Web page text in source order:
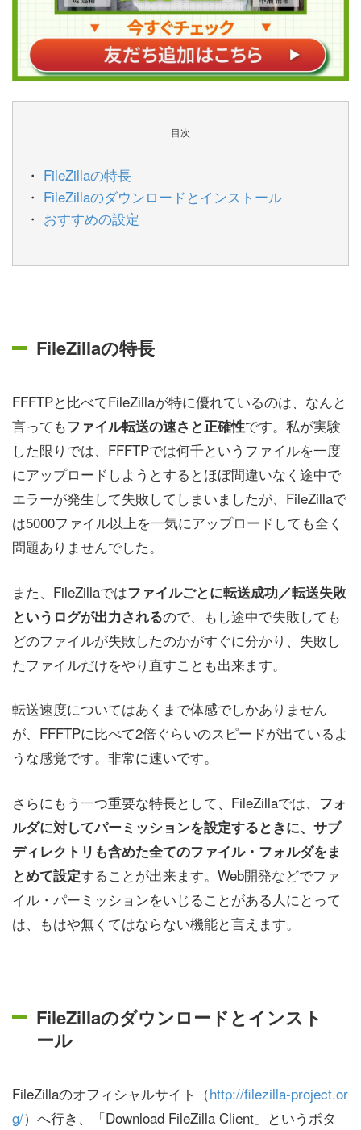
目次
FileZillaの特長
FileZillaのダウンロードとインストール
おすすめの設定
FileZillaの特長
FFFTPと比べてFileZillaが特に優れているのは、なんと
言ってもファイル転送の速さと正確性です。私が実験
した限りでは、FFFTPでは何千というファイルを一度
にアップロードしようとするとほぼ間違いなく途中で
エラーが発生して失敗してしまいましたが、FileZillaで
は5000ファイル以上を一気にアップロードしても全く
問題ありませんでした。
また、FileZillaではファイルごとに転送成功／転送失敗
というログが出力されるので、もし途中で失敗しても
どのファイルが失敗したのかがすぐに分かり、失敗し
たファイルだけをやり直すことも出来ます。
転送速度についてはあくまで体感でしかありません
が、FFFTPに比べて2倍ぐらいのスピードが出ているよ
うな感覚です。非常に速いです。
さらにもう一つ重要な特長として、FileZillaでは、 フォ
ルダに対してパーミッションを設定するときに、サブ
ディレクトリも含めた全てのファイル・フォルダをま
とめて設定することが出来ます。Web開発などでファ
イル・パーミッションをいじることがある人にとって
は、もはや無くてはならない機能と言えます。
FileZillaのダウンロードとインスト
ール
FileZillaのオフィシャルサイト（http://filezilla-project.or
g/）へ行き、「Download FileZilla Client」というボタ